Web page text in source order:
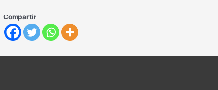
Compartir